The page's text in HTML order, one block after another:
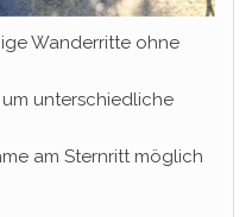
Wanderritte ohne
unterschiedliche
am Sternritt möglich